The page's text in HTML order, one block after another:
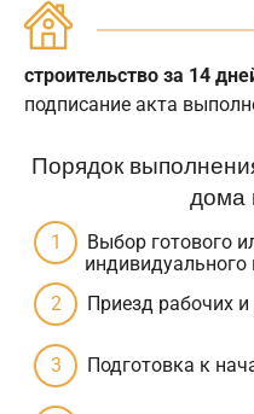
строительство за 14
подписание акта
Порядок
дома
Выбор готового
индивидуального
Приезд рабочих
Подготовка к